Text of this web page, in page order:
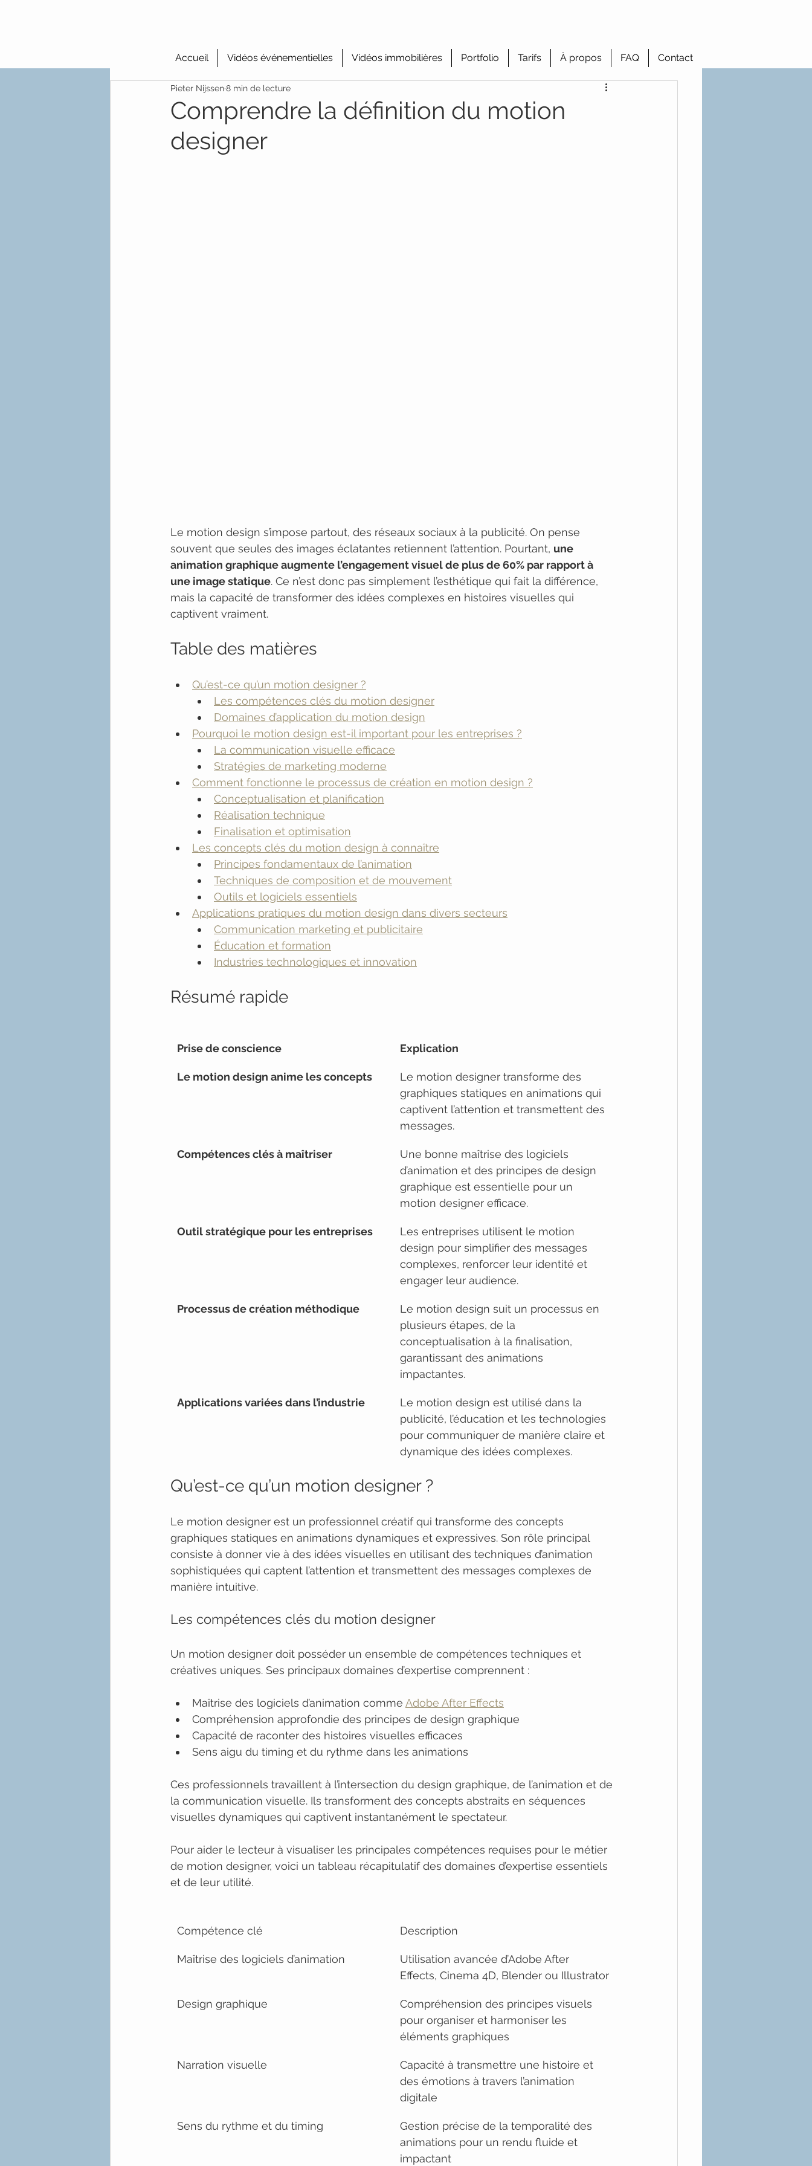
Accueil Vidéos événementielles Vidéos immobilières Portfolio Tarifs À propos FAQ Contact
Comprendre la définition du motion
designer
Pieter Nijssen8 min de lecture
Le motion design s’impose partout, des réseaux sociaux à la publicité. On pense
souvent que seules des images éclatantes retiennent l’attention. Pourtant, une
animation graphique augmente l’engagement visuel de plus de 60% par rapport à
une image statique. Ce n’est donc pas simplement l’esthétique qui fait la différence,
mais la capacité de transformer des idées complexes en histoires visuelles qui
captivent vraiment.
Table des matières
Qu’est-ce qu’un motion designer ?
Les compétences clés du motion designer
Domaines d’application du motion design
Pourquoi le motion design est-il important pour les entreprises ?
La communication visuelle efficace
Stratégies de marketing moderne
Comment fonctionne le processus de création en motion design ?
Conceptualisation et planification
Réalisation technique
Finalisation et optimisation
Les concepts clés du motion design à connaître
Principes fondamentaux de l’animation
Techniques de composition et de mouvement
Outils et logiciels essentiels
Applications pratiques du motion design dans divers secteurs
Communication marketing et publicitaire
Éducation et formation
Industries technologiques et innovation
Résumé rapide
Prise de conscience Explication
Le motion design anime les concepts
Le motion designer transforme des
graphiques statiques en animations qui
captivent l’attention et transmettent des
messages.
Compétences clés à maîtriser
Une bonne maîtrise des logiciels
d’animation et des principes de design
graphique est essentielle pour un
motion designer efficace.
Outil stratégique pour les entreprises
Les entreprises utilisent le motion
design pour simplifier des messages
complexes, renforcer leur identité et
engager leur audience.
Processus de création méthodique
Le motion design suit un processus en
plusieurs étapes, de la
conceptualisation à la finalisation,
garantissant des animations
impactantes.
Applications variées dans l’industrie
Le motion design est utilisé dans la
publicité, l’éducation et les technologies
pour communiquer de manière claire et
dynamique des idées complexes.
Qu’est-ce qu’un motion designer ?
Le motion designer est un professionnel créatif qui transforme des concepts
graphiques statiques en animations dynamiques et expressives. Son rôle principal
consiste à donner vie à des idées visuelles en utilisant des techniques d’animation
sophistiquées qui captent l’attention et transmettent des messages complexes de
manière intuitive.
Les compétences clés du motion designer
Un motion designer doit posséder un ensemble de compétences techniques et
créatives uniques. Ses principaux domaines d’expertise comprennent :
Maîtrise des logiciels d’animation comme Adobe After Effects
Compréhension approfondie des principes de design graphique
Capacité de raconter des histoires visuelles efficaces
Sens aigu du timing et du rythme dans les animations
Ces professionnels travaillent à l’intersection du design graphique, de l’animation et de
la communication visuelle. Ils transforment des concepts abstraits en séquences
visuelles dynamiques qui captivent instantanément le spectateur.
Pour aider le lecteur à visualiser les principales compétences requises pour le métier
de motion designer, voici un tableau récapitulatif des domaines d’expertise essentiels
et de leur utilité.
Compétence clé Description
Maîtrise des logiciels d’animation
Utilisation avancée d’Adobe After
Effects, Cinema 4D, Blender ou Illustrator
Design graphique
Compréhension des principes visuels
pour organiser et harmoniser les
éléments graphiques
Narration visuelle
Capacité à transmettre une histoire et
des émotions à travers l’animation
digitale
Sens du rythme et du timing
Gestion précise de la temporalité des
animations pour un rendu fluide et
impactant